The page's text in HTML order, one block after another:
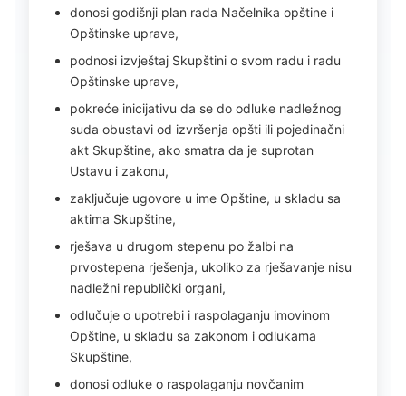
donosi godišnji plan rada Načelnika opštine i
Opštinske uprave,
podnosi izvještaj Skupštini o svom radu i radu
Opštinske uprave,
pokreće inicijativu da se do odluke nadležnog
suda obustavi od izvršenja opšti ili pojedinačni
akt Skupštine, ako smatra da je suprotan
Ustavu i zakonu,
zaključuje ugovore u ime Opštine, u skladu sa
aktima Skupštine,
rješava u drugom stepenu po žalbi na
prvostepena rješenja, ukoliko za rješavanje nisu
nadležni republički organi,
odlučuje o upotrebi i raspolaganju imovinom
Opštine, u skladu sa zakonom i odlukama
Skupštine,
donosi odluke o raspolaganju novčanim